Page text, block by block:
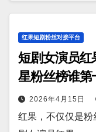
红果短剧粉丝对接平台
短剧女演员红
星粉丝榜谁第
2026年4月15日
红果，不仅仅是